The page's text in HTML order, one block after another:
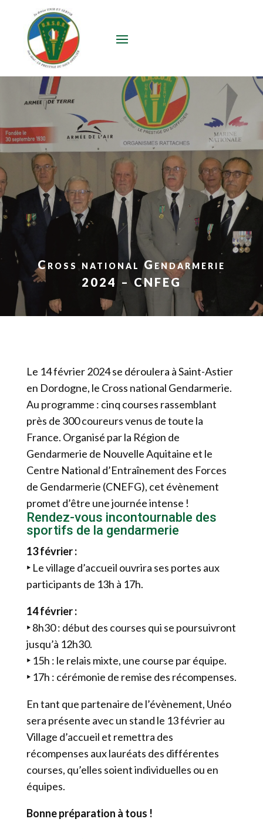
Cross national Gendarmerie
2024 – CNFEG
Le 14 février 2024 se déroulera à Saint-Astier
en Dordogne, le Cross national Gendarmerie.
Au programme : cinq courses rassemblant
près de 300 coureurs venus de toute la
France. Organisé par la Région de
Gendarmerie de Nouvelle Aquitaine et le
Centre National d’Entraînement des Forces
de Gendarmerie (CNEFG), cet évènement
promet d’être une journée intense !
Rendez-vous incontournable des
sportifs de la gendarmerie
13 février :
‣ Le village d’accueil ouvrira ses portes aux
participants de 13h à 17h.
14 février :
‣8h30 : début des courses qui se poursuivront
jusqu’à 12h30.
‣ 15h : le relais mixte, une course par équipe.
‣ 17h : cérémonie de remise des récompenses.
En tant que partenaire de l’évènement, Unéo
sera présente avec un stand le 13 février au
Village d’accueil et remettra des
récompenses aux lauréats des différentes
courses, qu’elles soient individuelles ou en
équipes.
Bonne préparation à tous !